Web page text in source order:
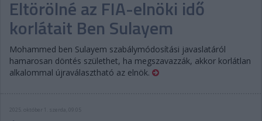
Eltörölné az FIA-elnöki idő
korlátait Ben Sulayem
Mohammed ben Sulayem szabálymódosítási javaslatáról
hamarosan döntés születhet, ha megszavazzák, akkor korlátlan
alkalommal újraválasztható az elnök.
2025. október 1. szerda, 09:05